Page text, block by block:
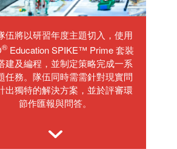
伍將以研習年度主題切入，使用
® Education SPIKE™ Prime 套裝
建及編程，並制定策略完成一系
任務。隊伍同時需需針對現實問
出獨特的解決方案，並於評審環
節作匯報與問答。